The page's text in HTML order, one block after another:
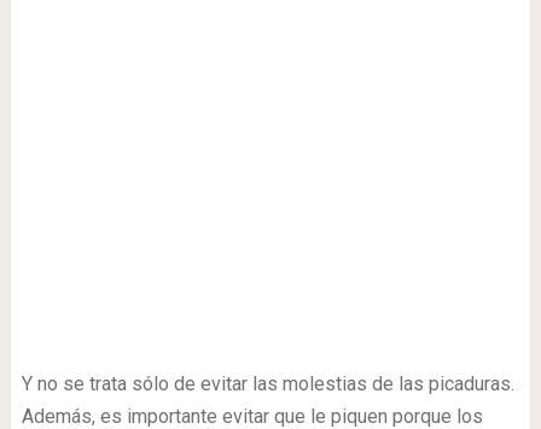
Y no se trata sólo de evitar las molestias de las picaduras.
Además, es importante evitar que le piquen porque los